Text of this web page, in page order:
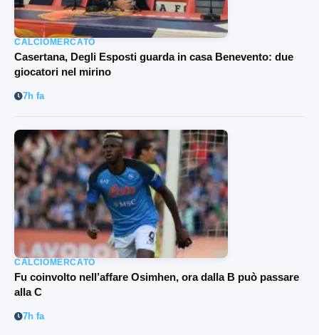
CALCIOMERCATO
Casertana, Degli Esposti guarda in casa Benevento: due
giocatori nel mirino
7h fa
CALCIOMERCATO
Fu coinvolto nell’affare Osimhen, ora dalla B può passare
alla C
7h fa